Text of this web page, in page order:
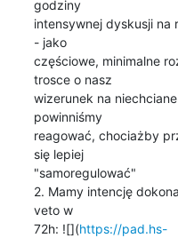
godziny
intensywnej dyskusji na
- jako
częściowe, minimalne
trosce o nasz
wizerunek na
powinniśmy
reagować, chociażby
się lepiej
"samoregulować"
2. Mamy intencję
veto w
72h: ![](https://pad.hs-